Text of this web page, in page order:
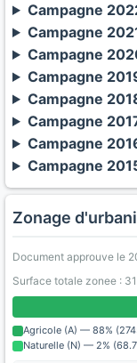
Campagne
Campagne
Campagne
Campagne
Campagne
Campagne
Campagne
Campagne
Zonage
Document approuve le
Surface totale zonee :
Agricole (A) — 88%
Naturelle (N) — 2%